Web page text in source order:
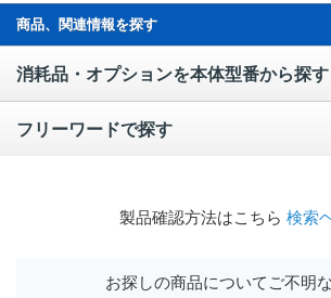
商品、関連情報を探す
消耗品・オプションを本体型番から探す
フリーワードで探す
製品確認方法はこちら 検索
お探しの商品についてご不明な